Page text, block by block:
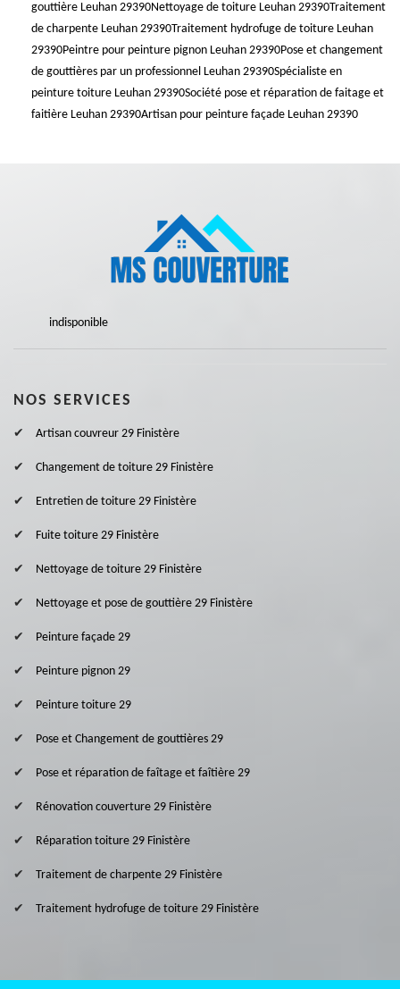
gouttière Leuhan 29390Nettoyage de toiture Leuhan 29390Traitement
de charpente Leuhan 29390Traitement hydrofuge de toiture Leuhan
29390Peintre pour peinture pignon Leuhan 29390Pose et changement
de gouttières par un professionnel Leuhan 29390Spécialiste en
peinture toiture Leuhan 29390Société pose et réparation de faitage et
faitière Leuhan 29390Artisan pour peinture façade Leuhan 29390
indisponible
NOS SERVICES
Artisan couvreur 29 Finistère
Changement de toiture 29 Finistère
Entretien de toiture 29 Finistère
Fuite toiture 29 Finistère
Nettoyage de toiture 29 Finistère
Nettoyage et pose de gouttière 29 Finistère
Peinture façade 29
Peinture pignon 29
Peinture toiture 29
Pose et Changement de gouttières 29
Pose et réparation de faîtage et faîtière 29
Rénovation couverture 29 Finistère
Réparation toiture 29 Finistère
Traitement de charpente 29 Finistère
Traitement hydrofuge de toiture 29 Finistère